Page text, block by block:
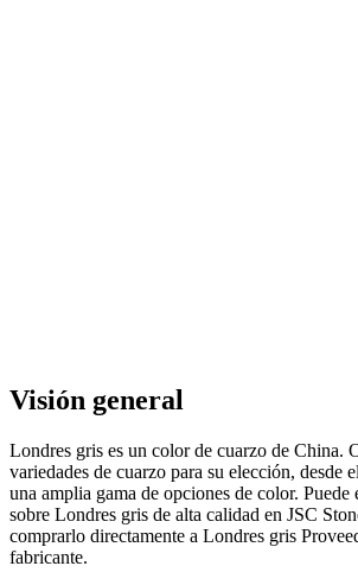
Visión general
Londres gris es un color de cuarzo de China.
variedades de cuarzo para su elección, desde
una amplia gama de opciones de color. Puede
sobre Londres gris de alta calidad en JSC
comprarlo directamente a Londres gris
fabricante.